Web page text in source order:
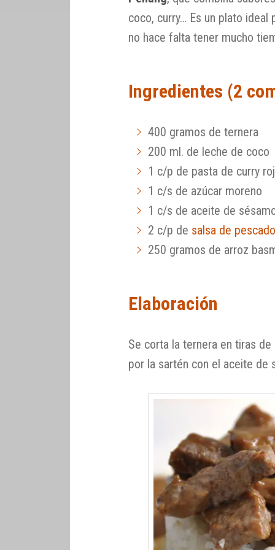
coco, curry… Es un plato ideal
no hace falta tener mucho
Ingredientes (2
400 gramos de ternera
200 ml. de leche de coco
1 c/p de pasta de curry
1 c/s de azúcar moreno
1 c/s de aceite de
2 c/p de salsa de
250 gramos de arroz
Elaboración
Se corta la ternera en tiras
por la sartén con el aceite de